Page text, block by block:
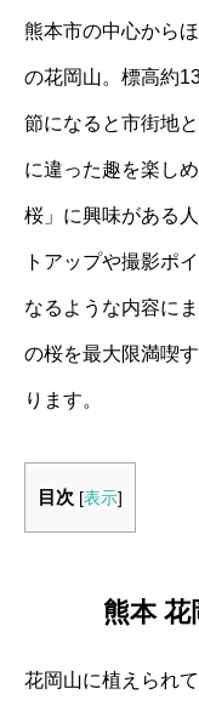
熊本市の中心から
の花岡山。標高約
節になると市街地
に違った趣を楽し
桜」に興味がある
トアップや撮影ポ
なるような内容に
の桜を最大限満喫
ります。
目次 [表示]
熊本
花岡山に植えられ